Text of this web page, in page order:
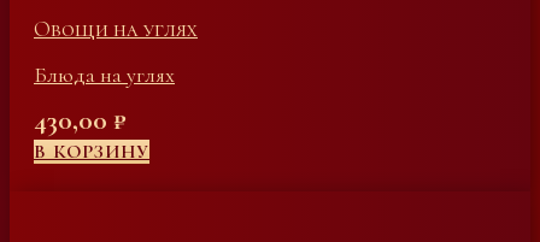
Овощи на углях
Блюда на углях
430,00 ₽
В КОРЗИНУ